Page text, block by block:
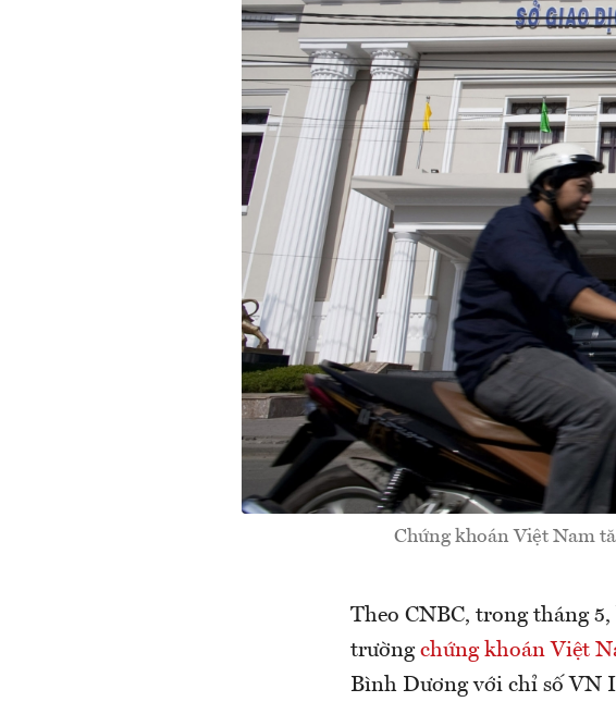
Chứng khoán Việt Nam
Theo CNBC, trong tháng
trường chứng khoán Việt
Bình Dương với chỉ số VN